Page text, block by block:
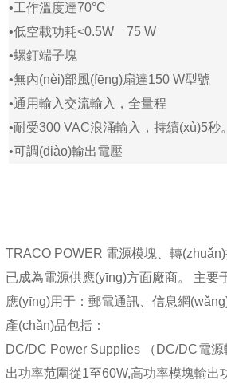
•工作溫度達70°C
•低空載功耗<0.5W
75 W
•螺釘端子塊
•無內(nèi)部風(fēng)扇達150 W型號
•通用輸入交流輸入，全量程
•耐受300 VAC浪涌輸入，持續(xù)5秒。
•可調(diào)輸出電壓
TRACO POWER 電源模塊、轉
已成為電源供應(yīng)方面廠商。 主
應(yīng)用于：郵電通訊、信息網
產(chǎn)品包括：
DC/DC Power Supplies （DC/DC電源
出功率范圍從1至60W,高功率模塊輸出